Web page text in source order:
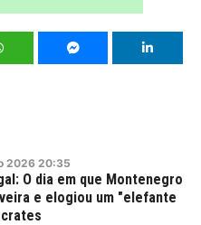
2026 20:35
O dia em que Montenegro
e elogiou um "elefante